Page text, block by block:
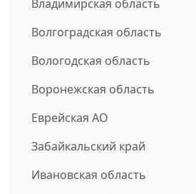
Владимирская область
Волгоградская область
Вологодская область
Воронежская область
Еврейская АО
Забайкальский край
Ивановская область